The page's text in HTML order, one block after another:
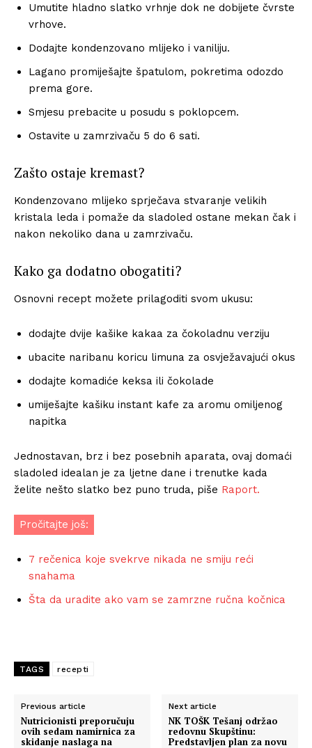
Umutite hladno slatko vrhnje dok ne dobijete čvrste
vrhove.
Dodajte kondenzovano mlijeko i vaniliju.
Lagano promiješajte špatulom, pokretima odozdo
prema gore.
Smjesu prebacite u posudu s poklopcem.
Ostavite u zamrzivaču 5 do 6 sati.
Zašto ostaje kremast?
Kondenzovano mlijeko sprječava stvaranje velikih
kristala leda i pomaže da sladoled ostane mekan čak i
nakon nekoliko dana u zamrzivaču.
Kako ga dodatno obogatiti?
Osnovni recept možete prilagoditi svom ukusu:
dodajte dvije kašike kakaa za čokoladnu verziju
ubacite naribanu koricu limuna za osvježavajući okus
dodajte komadiće keksa ili čokolade
umiješajte kašiku instant kafe za aromu omiljenog
napitka
Jednostavan, brz i bez posebnih aparata, ovaj domaći
sladoled idealan je za ljetne dane i trenutke kada
želite nešto slatko bez puno truda, piše Raport.
Pročitajte još:
7 rečenica koje svekrve nikada ne smiju reći
snahama
Šta da uradite ako vam se zamrzne ručna kočnica
TAGS recepti
Previous article
Nutricionisti preporučuju
ovih sedam namirnica za
skidanje naslaga na
Next article
NK TOŠK Tešanj održao
redovnu Skupštinu:
Predstavljen plan za novu